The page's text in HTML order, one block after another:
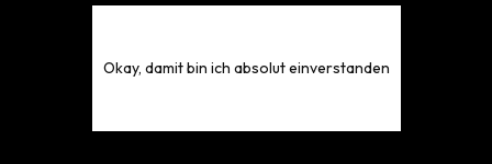
© 2026 TFVH e.V. - Tischfussballverband Hessen e.V.
Okay, damit bin ich absolut einverstanden